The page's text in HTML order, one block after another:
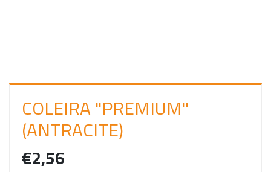
COLEIRA "PREMIUM"
(ANTRACITE)
€2,56